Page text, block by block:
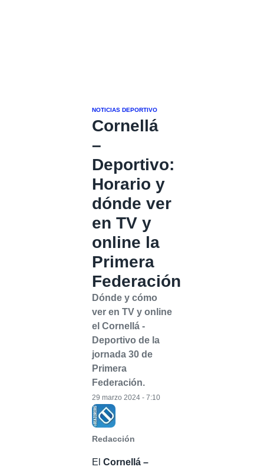
NOTICIAS DEPORTIVO
Cornellá
–
Deportivo:
Horario y
dónde ver
en TV y
online la
Primera
Federación
Dónde y cómo
ver en TV y online
el Cornellá -
Deportivo de la
jornada 30 de
Primera
Federación.
Redacción
29 marzo 2024 - 7:10
El Cornellá –